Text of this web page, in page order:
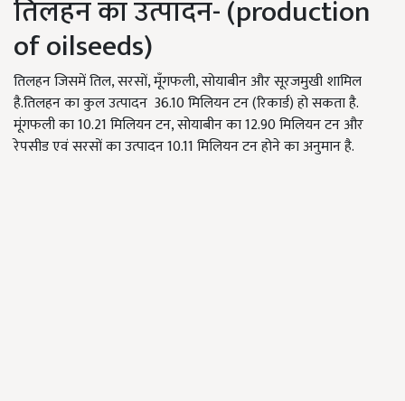
तिलहन का उत्पादन- (production
of oilseeds)
तिलहन जिसमें तिल, सरसों, मूँगफली, सोयाबीन और सूरजमुखी शामिल
है.तिलहन का कुल उत्पादन 36.10 मिलियन टन (रिकार्ड) हो सकता है.
मूंगफली का 10.21 मिलियन टन, सोयाबीन का 12.90 मिलियन टन और
रेपसीड एवं सरसों का उत्पादन 10.11 मिलियन टन होने का अनुमान है.